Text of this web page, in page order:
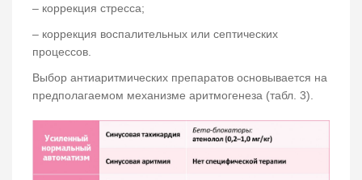
– коррекция стресса;
– коррекция воспалительных или септических
процессов.
Выбор антиаритмических препаратов основывается на
предполагаемом механизме аритмогенеза (табл. 3).